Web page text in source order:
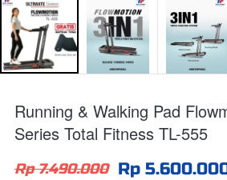
Running & Walking Pad
Series Total Fitness TL-555
Rp 7.490.000 Rp